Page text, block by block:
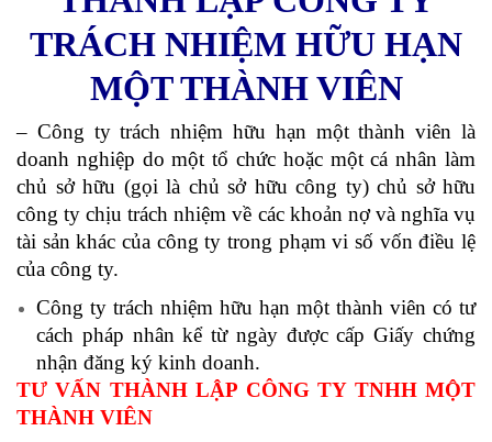
TRÁCH NHIỆM HỮU HẠN
MỘT THÀNH VIÊN
– Công ty trách nhiệm hữu hạn một thành viên là
doanh nghiệp do một tổ chức hoặc một cá nhân làm
chủ sở hữu (gọi là chủ sở hữu công ty) chủ sở hữu
công ty chịu trách nhiệm về các khoản nợ và nghĩa vụ
tài sản khác của công ty trong phạm vi số vốn điều lệ
của công ty.
Công ty trách nhiệm hữu hạn một thành viên có tư
cách pháp nhân kể từ ngày được cấp Giấy chứng
nhận đăng ký kinh doanh.
TƯ VẤN THÀNH LẬP CÔNG TY TNHH MỘT
THÀNH VIÊN